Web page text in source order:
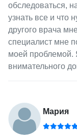
обследоваться,
узнать все и что
другого врача
специалист мне
моей проблемой.
внимательного
Мария